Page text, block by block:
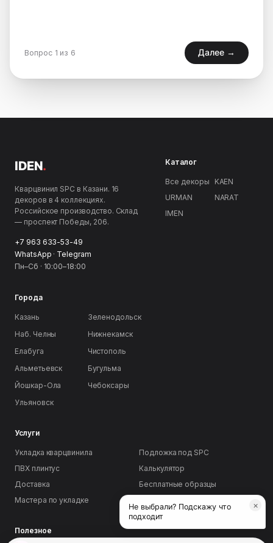
Вопрос 1 из 6 Далее →
IDEN.
Кварцвинил SPC в Казани. 16
декоров в 4 коллекциях.
Российское производство. Склад
— проспект Победы, 206.
+7 963 633-53-49
WhatsApp · Telegram
Пн–Сб · 10:00–18:00
Каталог
Все декоры
KAEN
URMAN
NARAT
IMEN
Города
Казань
Зеленодольск
Наб. Челны
Нижнекамск
Елабуга
Чистополь
Альметьевск
Бугульма
Йошкар-Ола
Чебоксары
Ульяновск
Услуги
Укладка кварцвинила
Подложка под SPC
ПВХ плинтус
Калькулятор
Доставка
Бесплатные образцы
Мастера по укладке
Полезное
Не выбрали? Подскажу что
подходит
×